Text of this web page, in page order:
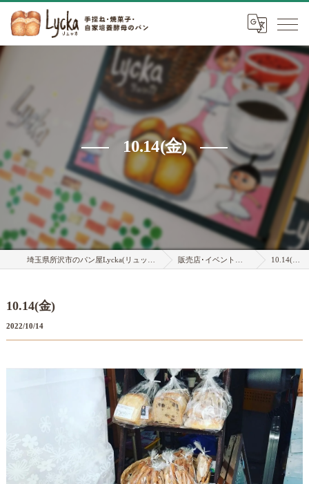
10.14(金)
販売店･イベント情報 10.14(金)
10.14(金)
2022/10/14